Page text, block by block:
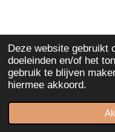
Deze website gebruikt
doeleinden en/of het
gebruik te blijven
hiermee akkoord.